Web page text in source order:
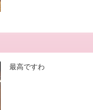
最高ですわ